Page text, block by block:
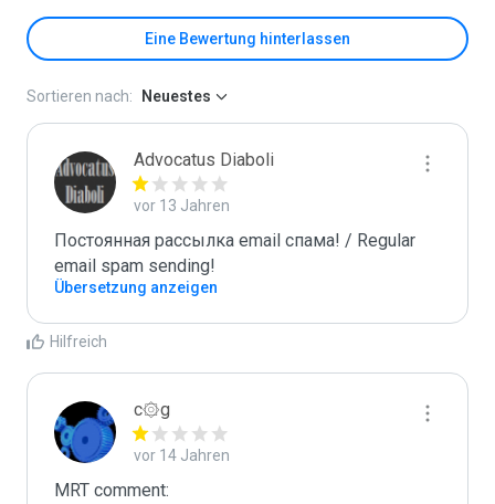
Eine Bewertung hinterlassen
Sortieren nach: Neuestes
Advocatus Diaboli
vor 13 Jahren
Постоянная рассылка email спама! / Regular
email spam sending!
Übersetzung anzeigen
Hilfreich
c۞g
vor 14 Jahren
MRT comment: